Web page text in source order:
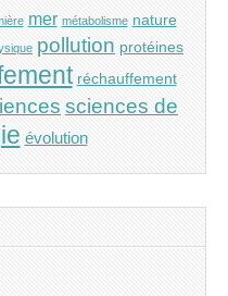
mer métabolisme nature
pollution protéines
réchauffement
sciences de
évolution